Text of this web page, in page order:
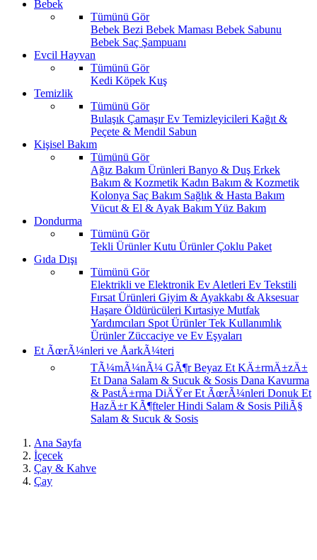
Bebek
Tümünü Gör
Bebek Bezi Bebek Maması Bebek Sabunu
Bebek Saç Şampuanı
Evcil Hayvan
Tümünü Gör
Kedi Köpek Kuş
Temizlik
Tümünü Gör
Bulaşık ÇamaşırEv Temizleyicileri Kağıt &
Peçete & Mendil Sabun
Kişisel Bakım
Tümünü Gör
Ağız Bakım Ürünleri Banyo & Duş Erkek
Bakım & Kozmetik Kadın Bakım & Kozmetik
Kolonya Saç Bakım Sağlık & Hasta Bakım
Vücut & El & Ayak BakımYüz Bakım
Dondurma
Tümünü Gör
Tekli ÜrünlerKutu ÜrünlerÇoklu Paket
Gıda Dışı
Tümünü Gör
Elektrikli ve Elektronik Ev Aletleri Ev Tekstili
Fırsat Ürünleri Giyim & Ayakkabı & Aksesuar
Haşare Öldürücüleri Kırtasiye Mutfak
Yardımcıları Spot ÜrünlerTek Kullanımlık
Ürünler Züccaciye ve Ev Eşyaları
Et ÃœrÃ¼nleri ve ÅarkÃ¼teri
TÃ¼mÃ¼nÃ¼ GÃ¶rBeyaz Et KÄ±rmÄ±zÄ±
Et Dana Salam & Sucuk & Sosis Dana Kavurma
& PastÄ±rma DiÄŸer Et ÃœrÃ¼nleri Donuk Et
HazÄ±r KÃ¶ftelerHindi Salam & Sosis PiliÃ§
Salam & Sucuk & Sosis
Ana Sayfa
İçecek
Çay & Kahve
Çay